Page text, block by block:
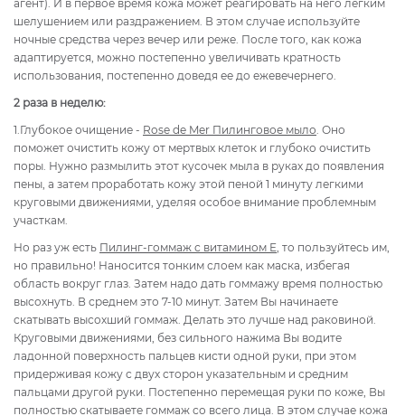
агент). И в первое время кожа может реагировать на него легким
шелушением или раздражением. В этом случае используйте
ночные средства через вечер или реже. После того, как кожа
адаптируется, можно постепенно увеличивать кратность
использования, постепенно доведя ее до ежевечернего.
2 раза в неделю:
1.Глубокое очищение - Rose de Mer Пилинговое мыло . Оно
поможет очистить кожу от мертвых клеток и глубоко очистить
поры. Нужно размылить этот кусочек мыла в руках до появления
пены, а затем проработать кожу этой пеной 1 минуту легкими
круговыми движениями, уделяя особое внимание проблемным
участкам.
Но раз уж есть Пилинг-гоммаж с витамином Е , то пользуйтесь им,
но правильно! Наносится тонким слоем как маска, избегая
область вокруг глаз. Затем надо дать гоммажу время полностью
высохнуть. В среднем это 7-10 минут. Затем Вы начинаете
скатывать высохший гоммаж. Делать это лучше над раковиной.
Круговыми движениями, без сильного нажима Вы водите
ладонной поверхность пальцев кисти одной руки, при этом
придерживая кожу с двух сторон указательным и средним
пальцами другой руки. Постепенно перемещая руки по коже, Вы
полностью скатываете гоммаж со всего лица. В этом случае кожа